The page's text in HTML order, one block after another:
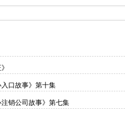
入口故事》第十集
注销公司故事》第七集